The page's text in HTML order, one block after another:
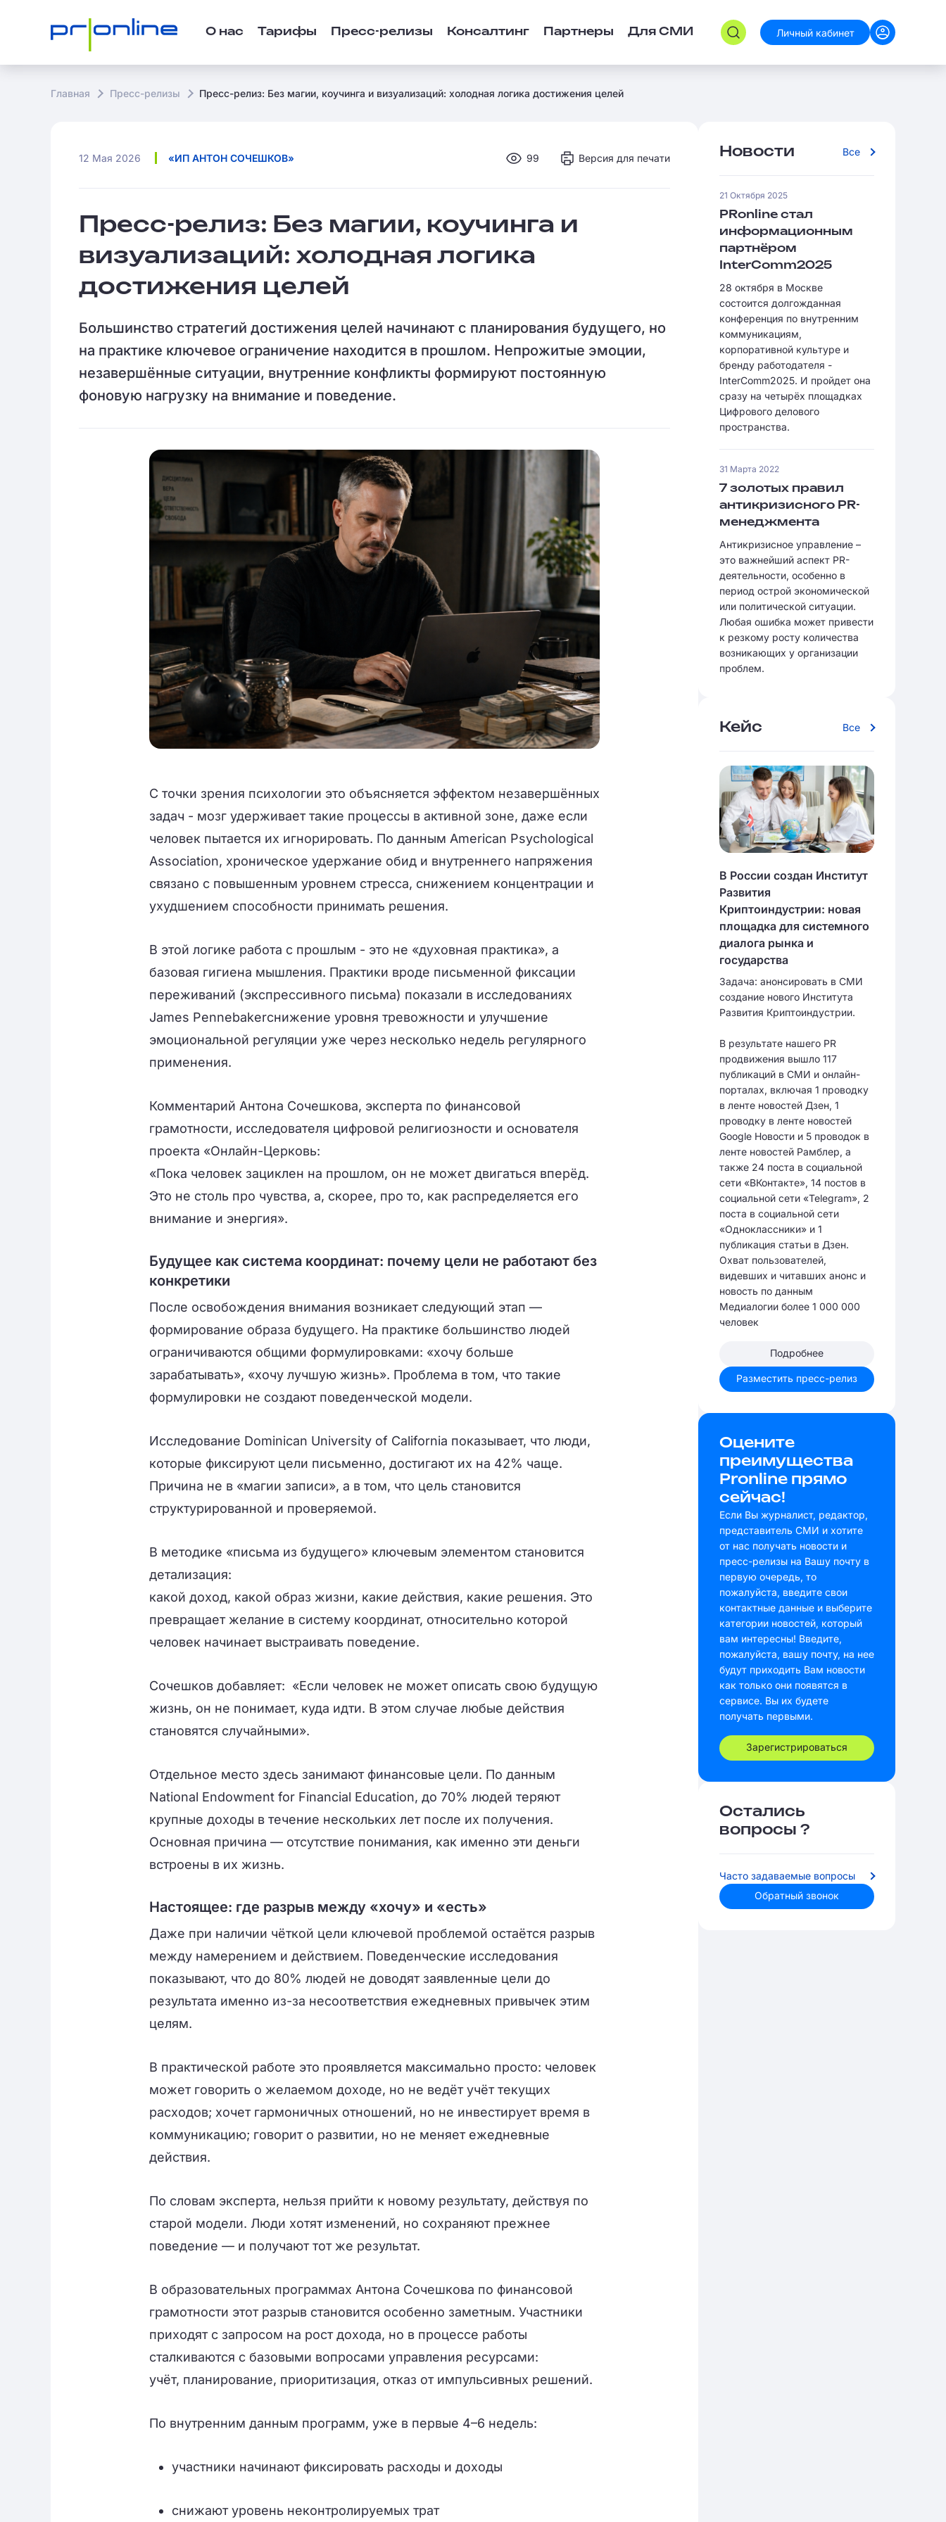
О нас Тарифы Пресс-релизы Консалтинг Партнеры Для СМИ Личный кабинет
Главная Пресс-релизы Пресс-релиз: Без магии, коучинга и визуализаций: холодная логика достижения целей
12 Мая 2026 «ИП АНТОН СОЧЕШКОВ» 99 Версия для печати
Пресс-релиз: Без магии, коучинга и
визуализаций: холодная логика
достижения целей
Большинство стратегий достижения целей начинают с планирования будущего, но
на практике ключевое ограничение находится в прошлом. Непрожитые эмоции,
незавершённые ситуации, внутренние конфликты формируют постоянную
фоновую нагрузку на внимание и поведение.
С точки зрения психологии это объясняется эффектом незавершённых
задач - мозг удерживает такие процессы в активной зоне, даже если
человек пытается их игнорировать. По данным American Psychological
Association, хроническое удержание обид и внутреннего напряжения
связано с повышенным уровнем стресса, снижением концентрации и
ухудшением способности принимать решения.
В этой логике работа с прошлым - это не «духовная практика», а
базовая гигиена мышления. Практики вроде письменной фиксации
переживаний (экспрессивного письма) показали в исследованиях
James Pennebakerснижение уровня тревожности и улучшение
эмоциональной регуляции уже через несколько недель регулярного
применения.
Комментарий Антона Сочешкова, эксперта по финансовой
грамотности, исследователя цифровой религиозности и основателя
проекта «Онлайн-Церковь:
«Пока человек зациклен на прошлом, он не может двигаться вперёд.
Это не столь про чувства, а, скорее, про то, как распределяется его
внимание и энергия».
Будущее как система координат: почему цели не работают без
конкретики
После освобождения внимания возникает следующий этап —
формирование образа будущего. На практике большинство людей
ограничиваются общими формулировками: «хочу больше
зарабатывать», «хочу лучшую жизнь». Проблема в том, что такие
формулировки не создают поведенческой модели.
Исследование Dominican University of California показывает, что люди,
которые фиксируют цели письменно, достигают их на 42% чаще.
Причина не в «магии записи», а в том, что цель становится
структурированной и проверяемой.
В методике «письма из будущего» ключевым элементом становится
детализация:
какой доход, какой образ жизни, какие действия, какие решения. Это
превращает желание в систему координат, относительно которой
человек начинает выстраивать поведение.
Сочешков добавляет: «Если человек не может описать свою будущую
жизнь, он не понимает, куда идти. В этом случае любые действия
становятся случайными».
Отдельное место здесь занимают финансовые цели. По данным
National Endowment for Financial Education, до 70% людей теряют
крупные доходы в течение нескольких лет после их получения.
Основная причина — отсутствие понимания, как именно эти деньги
встроены в их жизнь.
Настоящее: где разрыв между «хочу» и «есть»
Даже при наличии чёткой цели ключевой проблемой остаётся разрыв
между намерением и действием. Поведенческие исследования
показывают, что до 80% людей не доводят заявленные цели до
результата именно из-за несоответствия ежедневных привычек этим
целям.
В практической работе это проявляется максимально просто: человек
может говорить о желаемом доходе, но не ведёт учёт текущих
расходов; хочет гармоничных отношений, но не инвестирует время в
коммуникацию; говорит о развитии, но не меняет ежедневные
действия.
По словам эксперта, нельзя прийти к новому результату, действуя по
старой модели. Люди хотят изменений, но сохраняют прежнее
поведение — и получают тот же результат.
В образовательных программах Антона Сочешкова по финансовой
грамотности этот разрыв становится особенно заметным. Участники
приходят с запросом на рост дохода, но в процессе работы
сталкиваются с базовыми вопросами управления ресурсами:
учёт, планирование, приоритизация, отказ от импульсивных решений.
По внутренним данным программ, уже в первые 4–6 недель:
участники начинают фиксировать расходы и доходы
снижают уровень неконтролируемых трат
Новости Все
21 Октября 2025
PRonline стал
информационным
партнёром
InterComm2025
28 октября в Москве
состоится долгожданная
конференция по внутренним
коммуникациям,
корпоративной культуре и
бренду работодателя -
InterComm2025. И пройдет она
сразу на четырёх площадках
Цифрового делового
пространства.
31 Марта 2022
7 золотых правил
антикризисного PR-
менеджмента
Антикризисное управление –
это важнейший аспект PR-
деятельности, особенно в
период острой экономической
или политической ситуации.
Любая ошибка может привести
к резкому росту количества
возникающих у организации
проблем.
Кейс Все
В России создан Институт
Развития
Криптоиндустрии: новая
площадка для системного
диалога рынка и
государства
Задача: анонсировать в СМИ
создание нового Института
Развития Криптоиндустрии.
В результате нашего PR
продвижения вышло 117
публикаций в СМИ и онлайн-
порталах, включая 1 проводку
в ленте новостей Дзен, 1
проводку в ленте новостей
Google Новости и 5 проводок в
ленте новостей Рамблер, а
также 24 поста в социальной
сети «ВКонтакте», 14 постов в
социальной сети «Telegram», 2
поста в социальной сети
«Одноклассники» и 1
публикация статьи в Дзен.
Охват пользователей,
видевших и читавших анонс и
новость по данным
Медиалогии более 1 000 000
человек
Подробнее
Разместить пресс-релиз
Оцените
преимущества
Pronline прямо
сейчас!
Если Вы журналист, редактор,
представитель СМИ и хотите
от нас получать новости и
пресс-релизы на Вашу почту в
первую очередь, то
пожалуйста, введите свои
контактные данные и выберите
категории новостей, который
вам интересны! Введите,
пожалуйста, вашу почту, на нее
будут приходить Вам новости
как только они появятся в
сервисе. Вы их будете
получать первыми.
Зарегистрироваться
Остались
вопросы ?
Часто задаваемые вопросы
Обратный звонок